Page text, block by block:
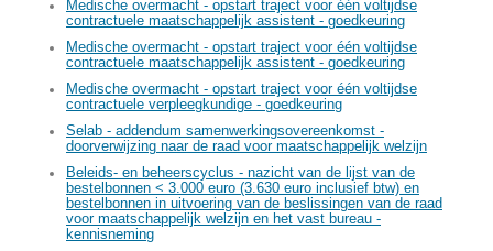
Medische overmacht - opstart traject voor één voltijdse
contractuele maatschappelijk assistent - goedkeuring
Medische overmacht - opstart traject voor één voltijdse
contractuele maatschappelijk assistent - goedkeuring
Medische overmacht - opstart traject voor één voltijdse
contractuele verpleegkundige - goedkeuring
Selab - addendum samenwerkingsovereenkomst -
doorverwijzing naar de raad voor maatschappelijk welzijn
Beleids- en beheerscyclus - nazicht van de lijst van de
bestelbonnen < 3.000 euro (3.630 euro inclusief btw) en
bestelbonnen in uitvoering van de beslissingen van de raad
voor maatschappelijk welzijn en het vast bureau -
kennisneming